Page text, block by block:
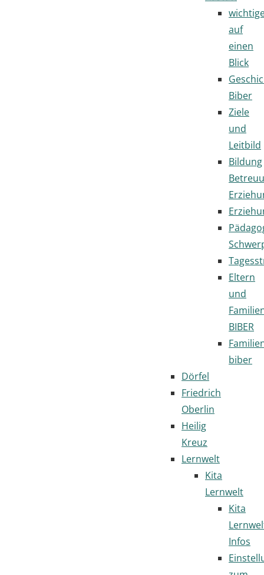
auf
einen
Blick
Biber
Ziele
und
Leitbild
Bildung
Eltern
und
BIBER
biber
Dörfel
Friedrich
Oberlin
Heilig
Kreuz
Lernwelt
Kita
Lernwelt
Kita
Infos